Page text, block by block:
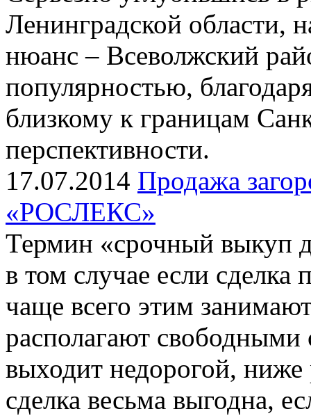
Ленинградской области,
нюанс – Всеволжский
популярностью,
близкому к границам
перспективности.
17.07.2014 Продажа
«РОСЛЕКС»
Термин «срочный выкуп
в том случае если сделка
чаще всего этим
располагают свободными
выходит недорогой,
сделка весьма выгодна,